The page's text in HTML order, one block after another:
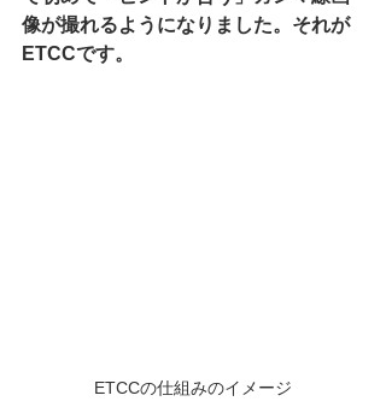
像が撮れるようになりました。それが
ETCCです。
ETCCの仕組みのイメージ